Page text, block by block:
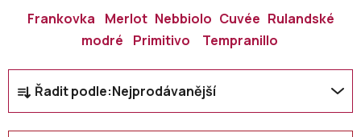
Frankovka Merlot Nebbiolo Cuvée Rulandské
modré
Primitivo Tempranillo
Ř
a
z
Řadit podle:Nejprodávanější